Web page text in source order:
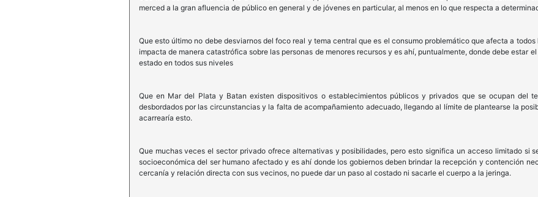
merced a la gran afluencia de público en general y de jóvenes en particular, al menos en lo que respecta a
Que esto último no debe desviarnos del foco real y tema central que es el consumo problemático que afecta a
impacta de manera catastrófica sobre las personas de menores recursos y es ahí, puntualmente, donde debe estar
estado en todos sus niveles
Que en Mar del Plata y Batan existen dispositivos o establecimientos públicos y privados que se ocupan del
desbordados por las circunstancias y la falta de acompañamiento adecuado, llegando al límite de plantearse la
acarrearía esto.
Que muchas veces el sector privado ofrece alternativas y posibilidades, pero esto significa un acceso limitado si
socioeconómica del ser humano afectado y es ahí donde los gobiernos deben brindar la recepción y contención
cercanía y relación directa con sus vecinos, no puede dar un paso al costado ni sacarle el cuerpo a la jeringa.